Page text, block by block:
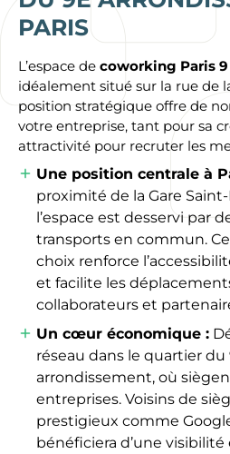
PARIS
L’espace de coworking Paris
idéalement situé sur la rue de
position stratégique offre de
votre entreprise, tant pour sa
attractivité pour recruter les
Une position centrale à
proximité de la Gare
l’espace est desservi par
transports en commun.
choix renforce
et facilite les
collaborateurs et
Un cœur économique :
réseau dans le quartier du
arrondissement, où
entreprises. Voisins de
prestigieux comme
bénéficiera d’une visibilité